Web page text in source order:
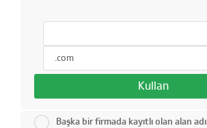
Kullan
Başka bir firmada kayıtlı olan alan